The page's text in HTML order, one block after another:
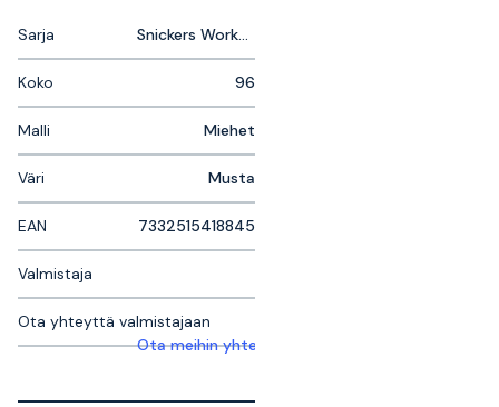
Sarja Snickers Workwear LiteWork
Koko 96
Malli Miehet
Väri Musta
EAN 7332515418845
Valmistaja
Ota yhteyttä valmistajaan
Ota meihin yhteyttä saadaksesi lisätietoja